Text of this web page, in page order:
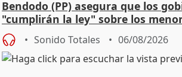
Bendodo (PP) asegura que los
"cumplirán la ley" sobre los
Sonido Totales 06/08/2026